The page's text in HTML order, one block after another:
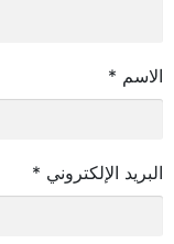
الاسم *
البريد الإلكتروني *